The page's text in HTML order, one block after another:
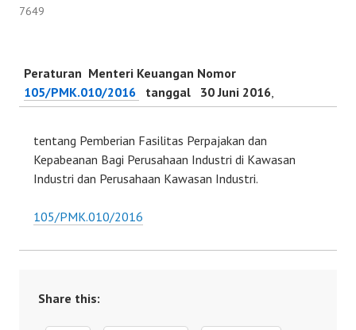
7649
Peraturan Menteri Keuangan Nomor
105/PMK.010/2016
tanggal 30 Juni 2016,
tentang Pemberian Fasilitas Perpajakan dan
Kepabeanan Bagi Perusahaan Industri di Kawasan
Industri dan Perusahaan Kawasan Industri.
105/PMK.010/2016
Share this: